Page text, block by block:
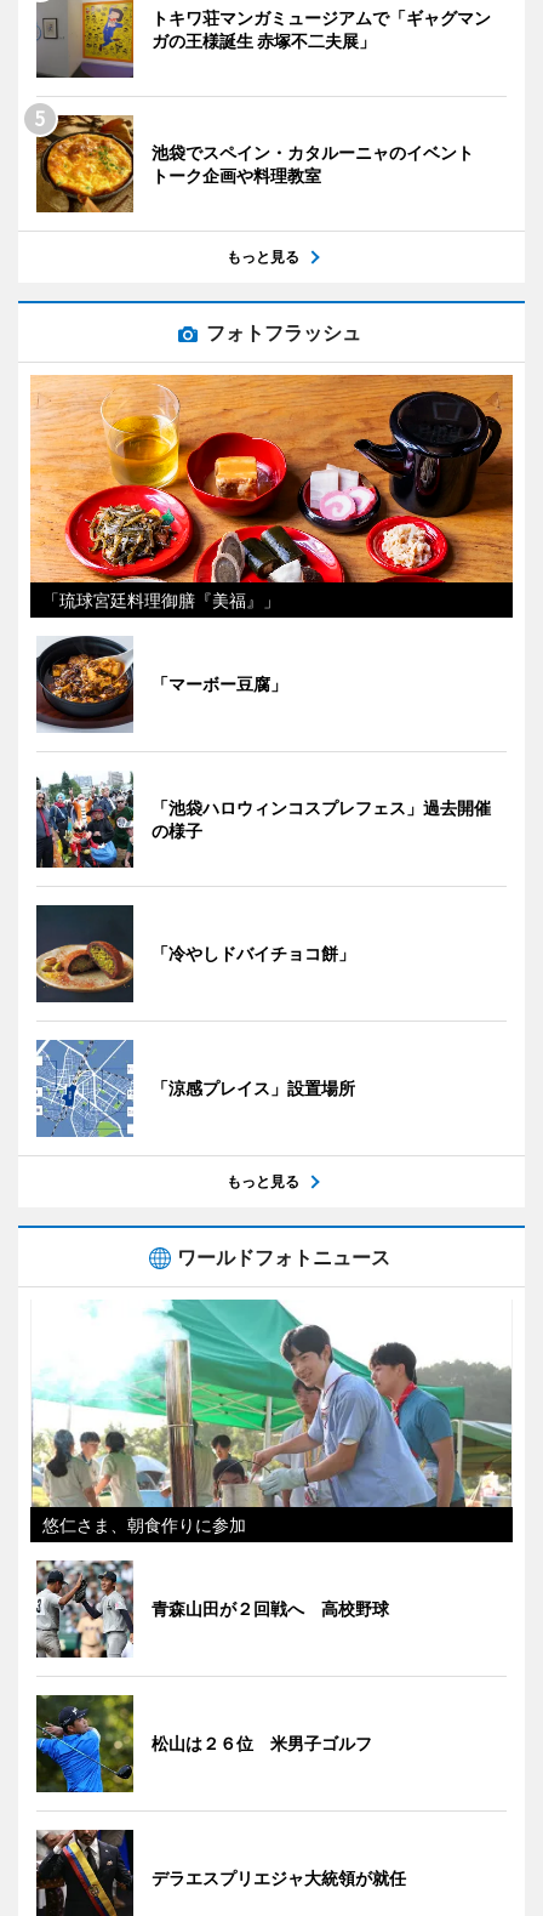
トキワ荘マンガミュージアムで「ギャグマン
ガの王様誕生 赤塚不二夫展」
池袋でスペイン・カタルーニャのイベント
トーク企画や料理教室
もっと見る
フォトフラッシュ
「琉球宮廷料理御膳『美福』」
「マーボー豆腐」
「池袋ハロウィンコスプレフェス」過去開催
の様子
「冷やしドバイチョコ餅」
「涼感プレイス」設置場所
もっと見る
ワールドフォトニュース
悠仁さま、朝食作りに参加
青森山田が２回戦へ 高校野球
松山は２６位 米男子ゴルフ
デラエスプリエジャ大統領が就任